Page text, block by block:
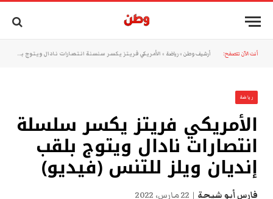
أنت الآن تتصفح: أرشيف وطن »رياضة » الأمريكي فريتز يكسر سلسلة انتصارات نادال ويتوج بلقب إنديان ويلز للتنس (فيديو)
رياضة
الأمريكي فريتز يكسر سلسلة
انتصارات نادال ويتوج بلقب
إنديان ويلز للتنس (فيديو)
فارس أبو شيحة 22 مارس، 2022